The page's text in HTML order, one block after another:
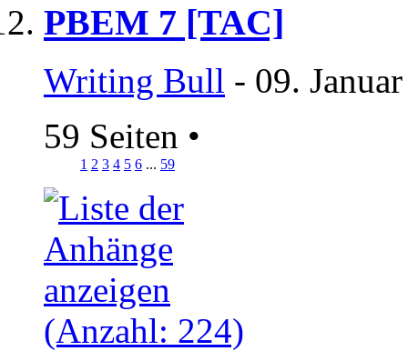
PBEM 7 [TAC]
Writing Bull - 09.
59 Seiten •
1 2 3 4 5 6 ... 59